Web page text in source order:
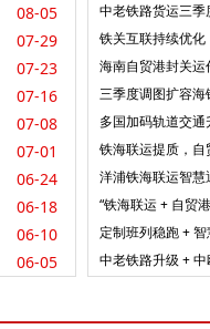
08-05
07-29
07-23
07-16
07-08
07-01
06-24
06-18
06-10
06-05
中老铁路货运三
国鲜果直达昆明枢
铁关互联持续优
作物资保供
海南自贸港封关运
三季度调图扩容
海南自贸港封关运
多国加码轨道交
球铁路发展
铁海联运提质，
洋浦铁海联运智
向高效运转
“铁海联运 + 自贸
体系成型
定制班列稳跑 +
赋能自贸港开放
中老铁路升级 +
跨境铁路带动国...